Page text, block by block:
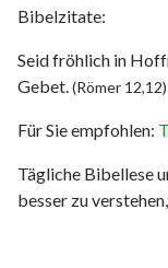
Bibelzitate:
Seid fröhlich in
Gebet. (Römer 12,12)
Für Sie empfohlen:
Tägliche Bibellese
besser zu